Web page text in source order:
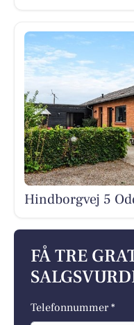
Hindborgvej 5
FÅ TRE
Telefonnummer *